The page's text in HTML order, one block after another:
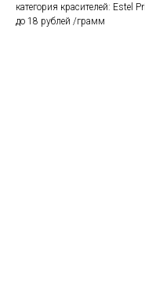
категория красителей: Estel
до 18 рублей /грамм